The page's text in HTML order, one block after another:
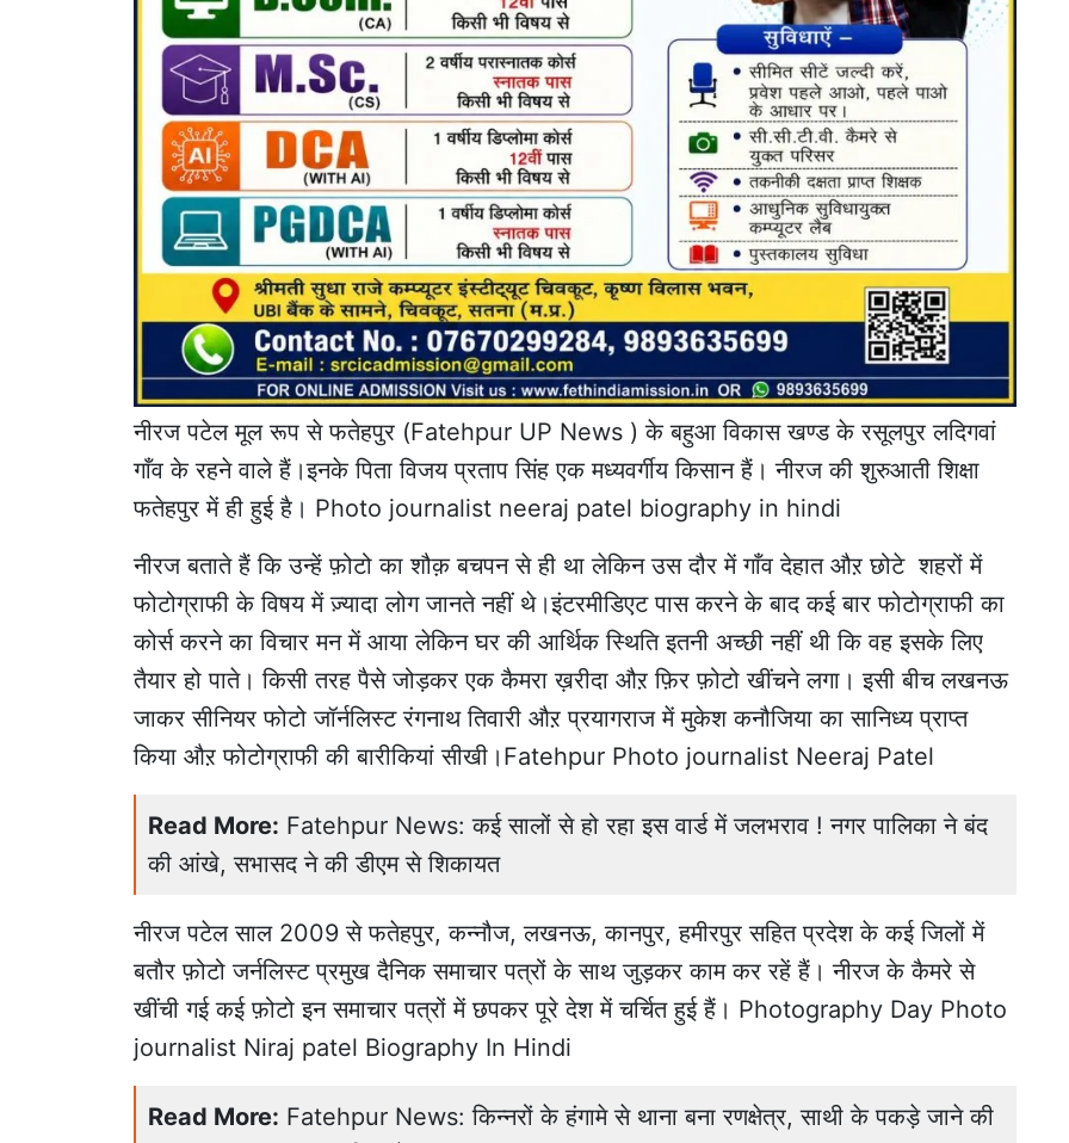
नीरज पटेल मूल रूप से फतेहपुर (Fatehpur UP News ) के बहुआ विकास खण्ड के रसूलपुर लदिगवां
गाँव के रहने वाले हैं।इनके पिता विजय प्रताप सिंह एक मध्यवर्गीय किसान हैं। नीरज की शुरुआती शिक्षा
फतेहपुर में ही हुई है। Photo journalist neeraj patel biography in hindi
नीरज बताते हैं कि उन्हें फ़ोटो का शौक़ बचपन से ही था लेकिन उस दौर में गाँव देहात औऱ छोटे शहरों में
फोटोग्राफी के विषय में ज़्यादा लोग जानते नहीं थे।इंटरमीडिएट पास करने के बाद कई बार फोटोग्राफी का
कोर्स करने का विचार मन में आया लेकिन घर की आर्थिक स्थिति इतनी अच्छी नहीं थी कि वह इसके लिए
तैयार हो पाते। किसी तरह पैसे जोड़कर एक कैमरा ख़रीदा औऱ फ़िर फ़ोटो खींचने लगा। इसी बीच लखनऊ
जाकर सीनियर फोटो जॉर्नलिस्ट रंगनाथ तिवारी औऱ प्रयागराज में मुकेश कनौजिया का सानिध्य प्राप्त
किया औऱ फोटोग्राफी की बारीकियां सीखी।Fatehpur Photo journalist Neeraj Patel
Read More: Fatehpur News: कई सालों से हो रहा इस वार्ड में जलभराव ! नगर पालिका ने बंद
की आंखे, सभासद ने की डीएम से शिकायत
नीरज पटेल साल 2009 से फतेहपुर, कन्नौज, लखनऊ, कानपुर, हमीरपुर सहित प्रदेश के कई जिलों में
बतौर फ़ोटो जर्नलिस्ट प्रमुख दैनिक समाचार पत्रों के साथ जुड़कर काम कर रहें हैं। नीरज के कैमरे से
खींची गई कई फ़ोटो इन समाचार पत्रों में छपकर पूरे देश में चर्चित हुई हैं। Photography Day Photo
journalist Niraj patel Biography In Hindi
Read More: Fatehpur News: किन्नरों के हंगामे से थाना बना रणक्षेत्र, साथी के पकड़े जाने की